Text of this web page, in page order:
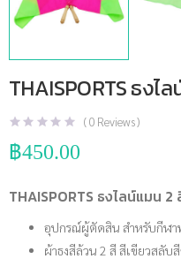
THAISPORTS ธงไ
(0 Reviews )
฿450.00
THAISPORTS ธงไลน์แมน 2
อุปกรณ์ผู้ตัดสิน สำหรับกีฬา
ผ้าธงสีล้วน 2 สี สีเขียวสลับ